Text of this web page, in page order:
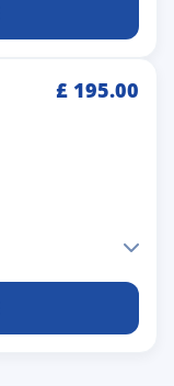
£ 195.00